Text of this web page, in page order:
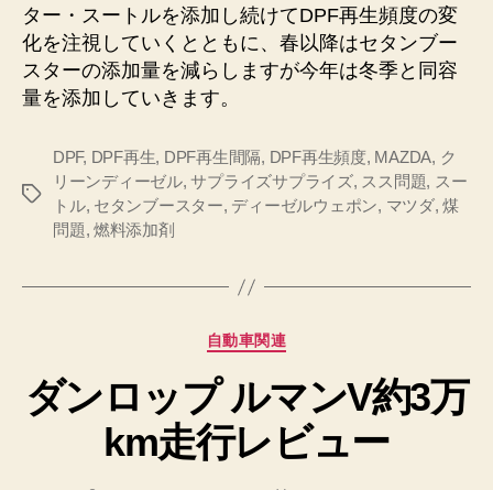
ター・スートルを添加し続けてDPF再生頻度の変
化を注視していくとともに、春以降はセタンブー
スターの添加量を減らしますが今年は冬季と同容
量を添加していきます。
タ
DPF, DPF再生, DPF再生間隔, DPF再生頻度, MAZDA, ク
リーンディーゼル,サプライズサプライズ, スス問題, スー
トル, セタンブースター, ディーゼルウェポン, マツダ,煤
問題, 燃料添加剤
カ
ゴ
リ
ー
自動車関連
ダンロップ ルマンV約3万
km走行レビュー